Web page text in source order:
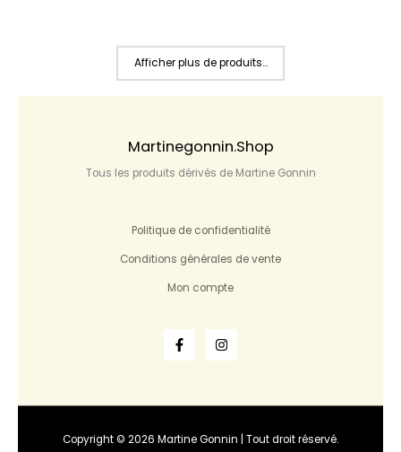
Afficher plus de produits...
Martinegonnin.shop
Tous les produits dérivés de Martine Gonnin
Politique de confidentialité
Conditions générales de vente
Mon compte
Copyright © 2026 Martine Gonnin | Tout droit réservé.